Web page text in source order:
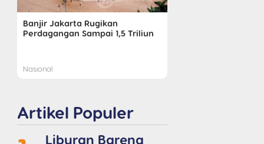
Banjir Jakarta Rugikan
Perdagangan Sampai 1,5 Triliun
Nasional
Artikel Populer
Liburan Bareng